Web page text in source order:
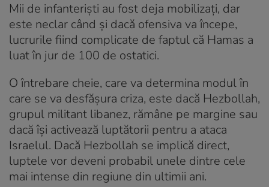
Mii de infanteriști au fost deja mobilizați, dar
este neclar când și dacă ofensiva va începe,
lucrurile fiind complicate de faptul că Hamas a
luat în jur de 100 de ostatici.
O întrebare cheie, care va determina modul în
care se va desfășura criza, este dacă Hezbollah,
grupul militant libanez, rămâne pe margine sau
dacă își activează luptătorii pentru a ataca
Israelul. Dacă Hezbollah se implică direct,
luptele vor deveni probabil unele dintre cele
mai intense din regiune din ultimii ani.